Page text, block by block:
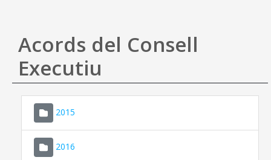
Ajuda
Acords del Consell
Executiu
2015
2016